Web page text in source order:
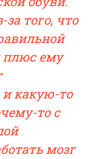
того, что
плюс ему
какую-то
то с
мозг